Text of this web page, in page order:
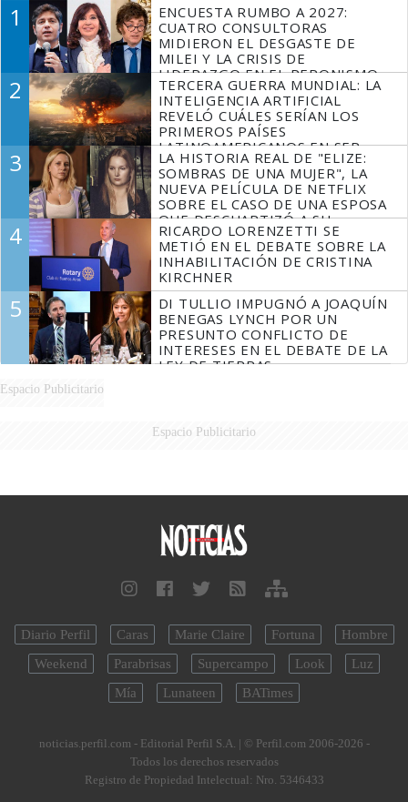
1
ENCUESTA RUMBO A 2027:
CUATRO CONSULTORAS
MIDIERON EL DESGASTE DE
MILEI Y LA CRISIS DE
LIDERAZGO EN EL PERONISMO
2
TERCERA GUERRA MUNDIAL: LA
INTELIGENCIA ARTIFICIAL
REVELÓ CUÁLES SERÍAN LOS
PRIMEROS PAÍSES
LATINOAMERICANOS EN SER
DERROTADOS
3
LA HISTORIA REAL DE "ELIZE:
SOMBRAS DE UNA MUJER", LA
NUEVA PELÍCULA DE NETFLIX
SOBRE EL CASO DE UNA ESPOSA
QUE DESCUARTIZÓ A SU
MARIDO
4
RICARDO LORENZETTI SE
METIÓ EN EL DEBATE SOBRE LA
INHABILITACIÓN DE CRISTINA
KIRCHNER
5
DI TULLIO IMPUGNÓ A JOAQUÍN
BENEGAS LYNCH POR UN
PRESUNTO CONFLICTO DE
INTERESES EN EL DEBATE DE LA
LEY DE TIERRAS
Espacio Publicitario
Espacio Publicitario
Diario Perfil Caras Marie Claire Fortuna
Hombre
Weekend
Parabrisas Supercampo Look
Luz
Mía
Lunateen BATimes
noticias.perfil.com - Editorial Perfil S.A. | © Perfil.com 2006-2026 -
Todos los derechos reservados
Registro de Propiedad Intelectual: Nro. 5346433